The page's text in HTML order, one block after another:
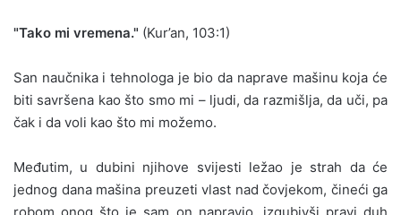
"Tako mi vremena." (Kur’an, 103:1)
San naučnika i tehnologa je bio da naprave mašinu koja će
biti savršena kao što smo mi – ljudi, da razmišlja, da uči, pa
čak i da voli kao što mi možemo.
Međutim, u dubini njihove svijesti ležao je strah da će
jednog dana mašina preuzeti vlast nad čovjekom, čineći ga
robom onog što je sam on napravio, izgubivši pravi duh